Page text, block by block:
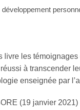
développement
livre les
à transcender
enseignée par
(19 janvier 2021)